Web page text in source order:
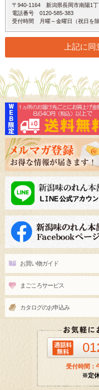
〒940-1164 新潟県長岡市南陽1丁
電話番号 0120-585-383
受付時間 月曜～金曜日（祝日を
お買い物ガイド
まごころサービス
カタログのお申込み
受付時間：
※定